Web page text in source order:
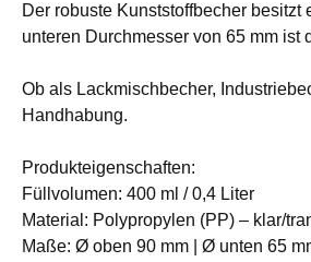
Der robuste Kunststoffbecher
unteren Durchmesser von 65 mm ist
Ob als Lackmischbecher,
Handhabung.
Produkteigenschaften:
Füllvolumen: 400 ml / 0,4 Liter
Material: Polypropylen (PP) – klar/
Maße: Ø oben 90 mm | Ø unten 65